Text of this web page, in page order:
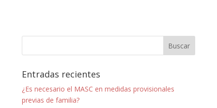
Entradas recientes
¿Es necesario el MASC en medidas provisionales
previas de familia?